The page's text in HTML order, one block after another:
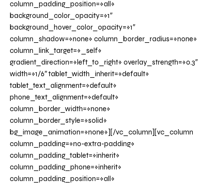
column_padding_position=»all»
background_color_opacity=»1″
background_hover_color_opacity=»1″
column_shadow=»none» column_border_radius=»none»
column_link_target=»_self»
gradient_direction=»left_to_right» overlay_strength=»0.3″
width=»1/6″ tablet_width_inherit=»default»
tablet_text_alignment=»default»
phone_text_alignment=»default»
column_border_width=»none»
column_border_style=»solid»
bg_image_animation=»none»][/vc_column][vc_column
column_padding=»no-extra-padding»
column_padding_tablet=»inherit»
column_padding_phone=»inherit»
column_padding_position=»all»